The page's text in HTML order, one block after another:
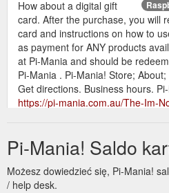
How about a digital gift
card. After the purchase, you will
card and instructions on how to
as payment for ANY products
at Pi-Mania and should be
Pi-Mania . Pi-Mania! Store;
Get directions. Business hours.
https://pi-mania.com.au/The-Im-
Pi-Mania! Saldo
Możesz dowiedzieć się, Pi-Mania!
/ help desk.